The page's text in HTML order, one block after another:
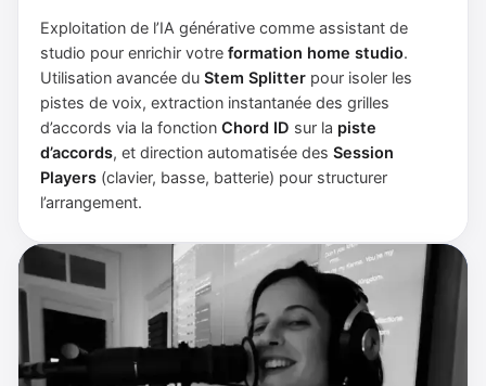
Exploitation de l’IA générative comme assistant de
studio pour enrichir votre formation home studio.
Utilisation avancée du Stem Splitter pour isoler les
pistes de voix, extraction instantanée des grilles
d’accords via la fonction Chord ID sur la piste
d’accords, et direction automatisée des Session
Players (clavier, basse, batterie) pour structurer
l’arrangement.